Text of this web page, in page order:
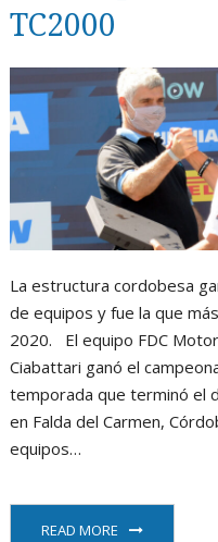
Vivienda
TC2000
La estructura cordobesa
de equipos y fue la que
2020. El equipo FDC
Ciabattari ganó el
temporada que terminó el
en Falda del Carmen,
equipos…
READ MORE